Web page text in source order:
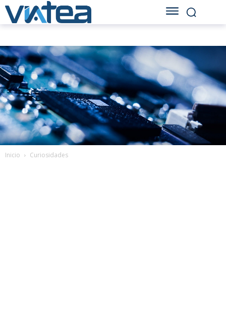
Inicio Curiosidades